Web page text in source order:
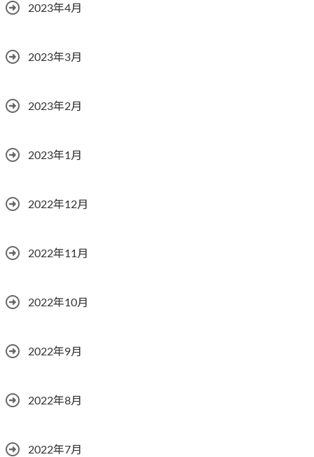
2023年4月
2023年3月
2023年2月
2023年1月
2022年12月
2022年11月
2022年10月
2022年9月
2022年8月
2022年7月